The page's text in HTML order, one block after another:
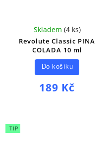
Revolute Classic PINA
COLADA 10 ml
Skladem (4 ks)
189 Kč
Do košíku
TIP